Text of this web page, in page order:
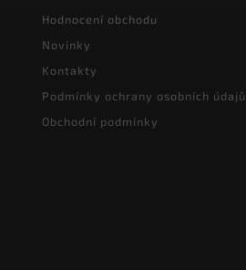
Hodnocení obchodu
Novinky
Kontakty
Podmínky ochrany osobních údajů
Obchodní podmínky